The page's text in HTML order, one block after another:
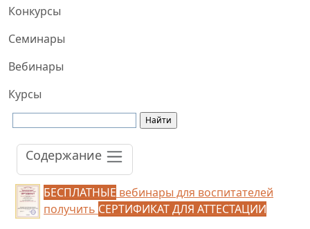
Конкурсы
Семинары
Вебинары
Курсы
Содержание
БЕСПЛАТНЫЕ вебинары для воспитателей
получить СЕРТИФИКАТ ДЛЯ АТТЕСТАЦИИ